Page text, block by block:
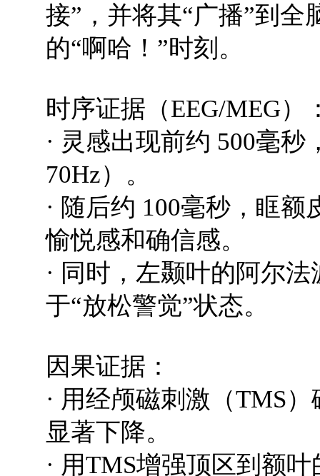
接”，并将其“广播”到
的“啊哈！”时刻。
时序证据（EEG/MEG）
· 灵感出现前约 500毫
70Hz）。
· 随后约 100毫秒，眶
愉悦感和确信感。
· 同时，左颞叶的阿尔
于“放松警觉”状态。
因果证据：
· 用经颅磁刺激（TMS
显著下降。
· 用TMS增强顶区到额